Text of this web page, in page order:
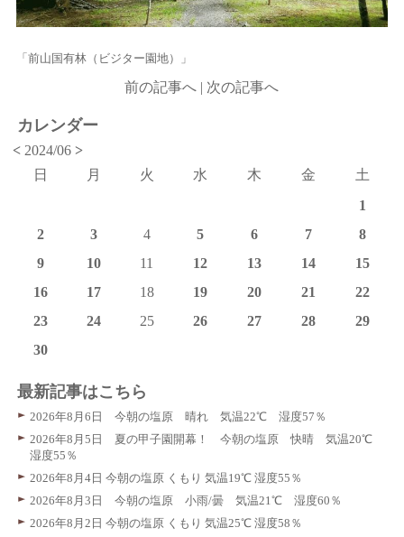
「前山国有林（ビジター園地）」
前の記事へ | 次の記事へ
カレンダー
< 2024/06>
日
月 火 水 木 金
土
1
2
3 4 5 6 7
8
9
10 11 12 13 14
15
16
17 18 19 20 21
22
23
24 25 26 27 28
29
30
最新記事はこちら
2026年8月6日 今朝の塩原 晴れ 気温22℃ 湿度57％
2026年8月5日 夏の甲子園開幕！ 今朝の塩原 快晴 気温20℃
湿度55％
2026年8月4日 今朝の塩原 くもり 気温19℃ 湿度55％
2026年8月3日 今朝の塩原 小雨/曇 気温21℃ 湿度60％
2026年8月2日 今朝の塩原 くもり 気温25℃ 湿度58％